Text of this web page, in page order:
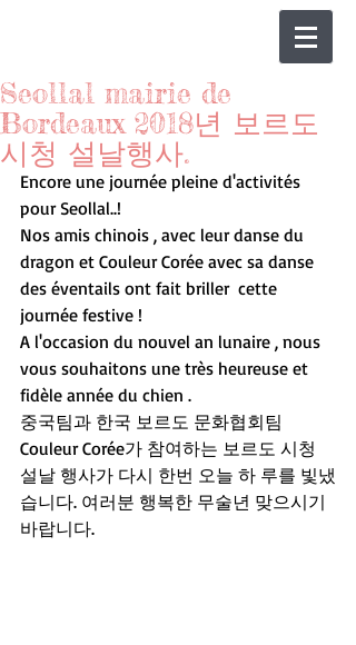
Seollal mairie de
Bordeaux 2018년 보르도
시청 설날행사.
Encore une journée pleine d'activités
pour Seollal..!
Nos amis chinois , avec leur danse du
dragon et Couleur Corée avec sa danse
des éventails ont fait briller  cette
journée festive !
A l'occasion du nouvel an lunaire , nous
vous souhaitons une très heureuse et
fidèle année du chien .
중국팀과 한국 보르도 문화협회팀
Couleur Corée가 참여하는 보르도 시청
설날 행사가 다시 한번 오늘 하 루를 빛냈
습니다. 여러분 행복한 무술년 맞으시기
바랍니다.